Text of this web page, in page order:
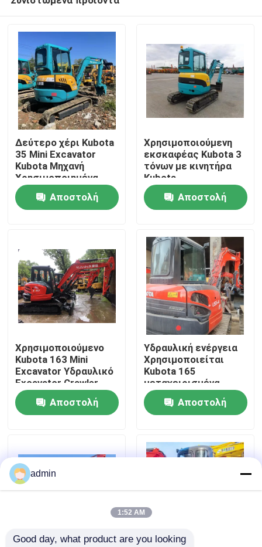
Σπίτι
Βίντεο
Σχετικά με εμάς
Επισκεψή εργοστασίου
Έλεγχος ποιότητας
Ζητήστε μια προσφορά
Χρησιμοποιημένες κατασκευαστικές μηχανές
Δεύτερο χέρι Kubota
35 Mini Excavator
Kubota Μηχανή
Χρησιμοποιημένα
Μηχανήματα
ΚατασκευήςΑποστολή
Χρησιμοποιούμενη
εκσκαφέας Kubota 3
τόνων με κινητήρα
Kubota
Αποστολή
Χρησιμοποιούμενο
Kubota 163 Mini
Excavator Υδραυλικό
Excavator Crawler
Original Engine
Αποστολή
Υδραυλική ενέργεια
Χρησιμοποιείται
Kubota 165
μεταχειρισμένα
μηχανήματα
κατασκευήςΑποστολή
admin
1:52 AM
Good day, what product are you looking